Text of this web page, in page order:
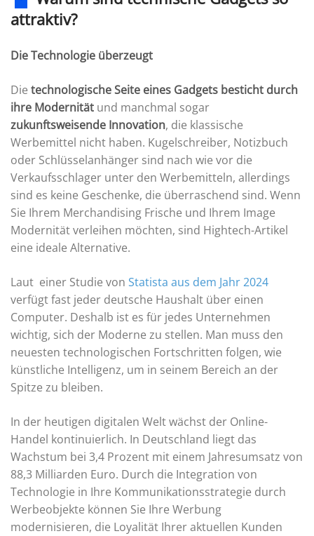
attraktiv?
Die Technologie überzeugt
Die technologische Seite eines Gadgets besticht durch
ihre Modernität und manchmal sogar
zukunftsweisende Innovation, die klassische
Werbemittel nicht haben. Kugelschreiber, Notizbuch
oder Schlüsselanhänger sind nach wie vor die
Verkaufsschlager unter den Werbemitteln, allerdings
sind es keine Geschenke, die überraschend sind. Wenn
Sie Ihrem Merchandising Frische und Ihrem Image
Modernität verleihen möchten, sind Hightech-Artikel
eine ideale Alternative.
Laut einer Studie von Statista aus dem Jahr 2024
verfügt fast jeder deutsche Haushalt über einen
Computer. Deshalb ist es für jedes Unternehmen
wichtig, sich der Moderne zu stellen. Man muss den
neuesten technologischen Fortschritten folgen, wie
künstliche Intelligenz, um in seinem Bereich an der
Spitze zu bleiben.
In der heutigen digitalen Welt wächst der Online-
Handel kontinuierlich. In Deutschland liegt das
Wachstum bei 3,4 Prozent mit einem Jahresumsatz von
88,3 Milliarden Euro. Durch die Integration von
Technologie in Ihre Kommunikationsstrategie durch
Werbeobjekte können Sie Ihre Werbung
modernisieren, die Loyalität Ihrer aktuellen Kunden